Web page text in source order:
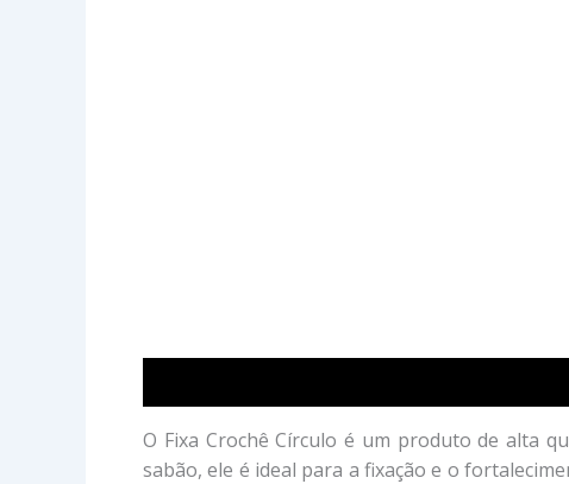
O Fixa Crochê Círculo é um produto de alta
sabão, ele é ideal para a fixação e o